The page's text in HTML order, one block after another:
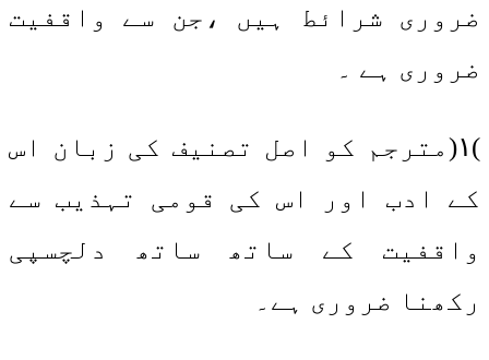
ضروری شرائط ہیں ،جن سے واقفیت
ضروری ہے ۔
)۱(مترجم کو اصل تصنیف کی زبان اس
کے ادب اور اس کی قومی تہذیب سے
واقفیت کے ساتھ ساتھ دلچسپی
رکھنا ضروری ہے۔